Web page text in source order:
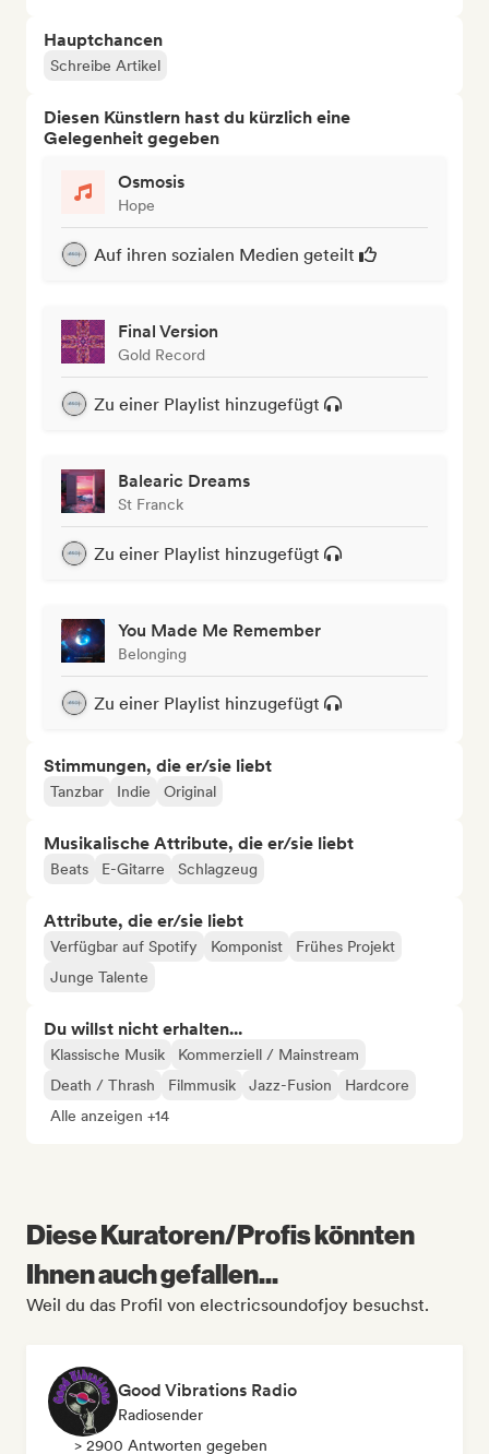
Hauptchancen
Schreibe Artikel
Diesen Künstlern hast du kürzlich eine
Gelegenheit gegeben
Osmosis
Hope
Auf ihren sozialen Medien geteilt
Final Version
Gold Record
Zu einer Playlist hinzugefügt
Balearic Dreams
St Franck
Zu einer Playlist hinzugefügt
You Made Me Remember
Belonging
Zu einer Playlist hinzugefügt
Stimmungen, die er/sie liebt
Tanzbar Indie Original
Musikalische Attribute, die er/sie liebt
Beats E-Gitarre Schlagzeug
Attribute, die er/sie liebt
Verfügbar auf Spotify Komponist
Frühes Projekt
Junge Talente
Du willst nicht erhalten...
Klassische Musik
Kommerziell / Mainstream
Death / Thrash
Filmmusik Jazz-Fusion
Hardcore
Alle anzeigen +14
Diese Kuratoren/Profis könnten
Ihnen auch gefallen...
Weil du das Profil von electricsoundofjoy besuchst.
Good Vibrations Radio
Radiosender
> 2900 Antworten gegeben